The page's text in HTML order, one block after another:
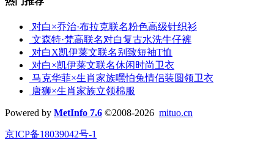
对白×乔治·布拉克联名粉色高级针织衫
文森特·梵高联名对白复古水洗牛仔裤
对白X凯伊莱文联名别致短袖T恤
对白×凯伊莱文联名休闲时尚卫衣
马克华菲×生肖家族嘿怕兔情侣装圆领卫衣
唐狮×生肖家族立领棉服
Powered by MetInfo 7.6 ©2008-2026 mituo.cn
京ICP备18039042号-1